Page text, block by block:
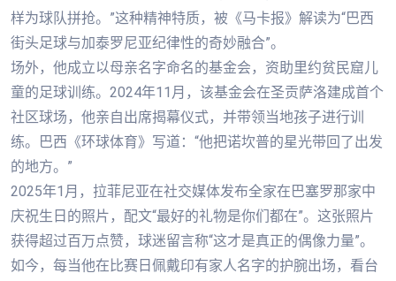
样为球队拼抢。”这种精神特质，被《马卡报》解读为“巴西
街头足球与加泰罗尼亚纪律性的奇妙融合”。
场外，他成立以母亲名字命名的基金会，资助里约贫民窟儿
童的足球训练。2024年11月，该基金会在圣贡萨洛建成首个
社区球场，他亲自出席揭幕仪式，并带领当地孩子进行训
练。巴西《环球体育》写道：“他把诺坎普的星光带回了出发
的地方。”
2025年1月，拉菲尼亚在社交媒体发布全家在巴塞罗那家中
庆祝生日的照片，配文“最好的礼物是你们都在”。这张照片
获得超过百万点赞，球迷留言称“这才是真正的偶像力量”。
如今，每当他在比赛日佩戴印有家人名字的护腕出场，看台